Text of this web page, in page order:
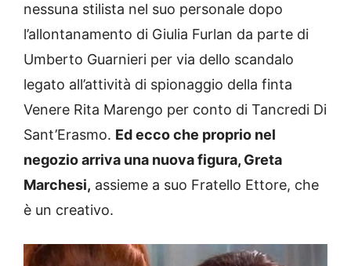
nessuna stilista nel suo personale dopo
l’allontanamento di Giulia Furlan da parte di
Umberto Guarnieri per via dello scandalo
legato all’attività di spionaggio della finta
Venere Rita Marengo per conto di Tancredi Di
Sant’Erasmo. Ed ecco che proprio nel
negozio arriva una nuova figura, Greta
Marchesi, assieme a suo Fratello Ettore, che
è un creativo.